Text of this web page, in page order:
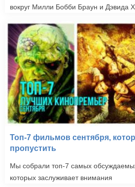
вокруг Милли Бобби Браун и Дэвида
Топ-7 фильмов сентября,
пропустить
Мы собрали топ-7 самых
которых заслуживает внимания